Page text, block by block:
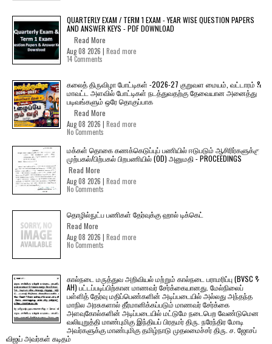
QUARTERLY EXAM / TERM 1 EXAM - YEAR WISE QUESTION PAPERS
AND ANSWER KEYS - PDF DOWNLOAD
Read More
Aug 08 2026 | Read more
14 Comments
கலைத் திருவிழா போட்டிகள் -2026-27 குறுவள மையம், வட்டாரம் &
மாவட்ட அளவில் போட்டிகள் நடத்துவதற்கு தேவையான அனைத்து
படிவங்களும் ஒரே தொகுப்பாக
Read More
Aug 08 2026 | Read more
No Comments
மக்கள் தொகை கணக்கெடுப்புப் பணியில் ஈடுபடும் ஆசிரிர்களுக்கு
முற்பகல்/பிற்பகல் பிறபணியில் (OD) அனுமதி - PROCEEDINGS
Read More
Aug 08 2026 | Read more
No Comments
தொழில்நுட்ப பணிகள் தேர்வுக்கு ஹால் ​டிக்கெட்
Read More
Aug 08 2026 | Read more
No Comments
கால்நடை மருத்துவ அறிவியல் மற்றும் கால்நடை பராமரிப்பு (BVSC &
AH) பட்டப்படிப்பிற்கான மாணவர் சேர்க்கையானது. மேல்நிலைப்
பள்ளித் தேர்வு மதிப்பெண்களின் அடிப்படையில் அல்லது அந்தந்த
மாநில அரசுகளால் தீர்மானிக்கப்படும் மாணவர் சேர்க்கை
அளவுகோல்களின் அடிப்படையில் மட்டுமே நடைபெற வேண்டுமென
வலியுறுத்தி மாண்புமிகு இந்தியப் பிரதமர் திரு. நரேந்திர மோடி
அவர்களுக்கு மாண்புமிகு தமிழ்நாடு முதலமைச்சர் திரு. ச. ஜோசப்
விஜய் அவர்கள் கடிதம்